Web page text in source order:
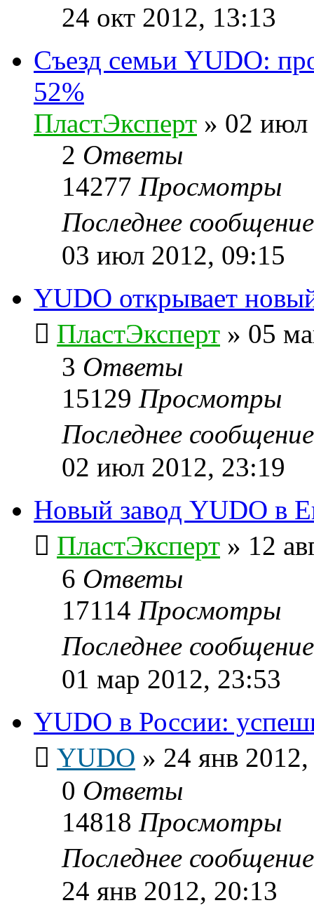
24 окт 2012, 13:13
Cъезд семьи YUDO:
52%
ПластЭксперт » 02 июл
2 Ответы
14277 Просмотры
Последнее
03 июл 2012, 09:15
YUDO открывает
ПластЭксперт » 05
3 Ответы
15129 Просмотры
Последнее
02 июл 2012, 23:19
Новый завод YUDO в
ПластЭксперт » 12
6 Ответы
17114 Просмотры
Последнее
01 мар 2012, 23:53
YUDO в России:
YUDO » 24 янв
0 Ответы
14818 Просмотры
Последнее
24 янв 2012, 20:13